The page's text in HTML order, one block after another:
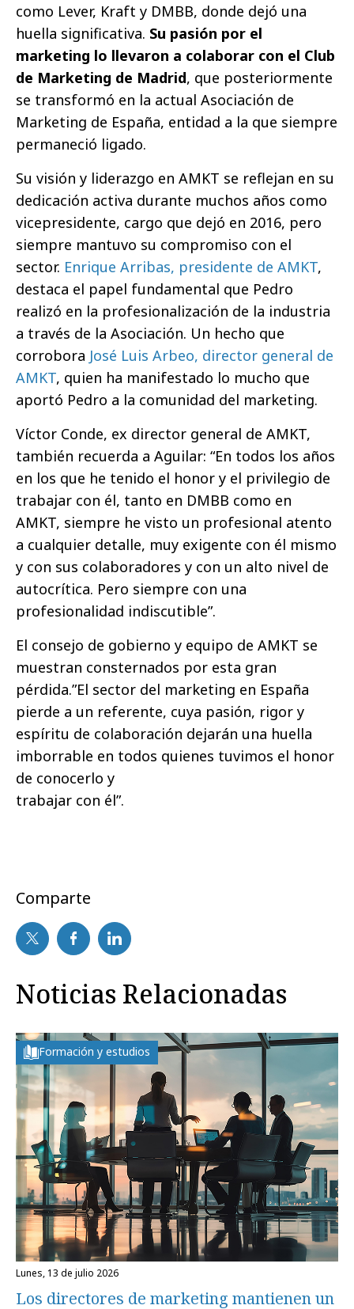
como Lever, Kraft y DMBB, donde dejó una
huella significativa. Su pasión por el
marketing lo llevaron a colaborar con el Club
de Marketing de Madrid, que posteriormente
se transformó en la actual Asociación de
Marketing de España, entidad a la que siempre
permaneció ligado.
Su visión y liderazgo en AMKT se reflejan en su
dedicación activa durante muchos años como
vicepresidente, cargo que dejó en 2016, pero
siempre mantuvo su compromiso con el
sector. Enrique Arribas, presidente de AMKT,
destaca el papel fundamental que Pedro
realizó en la profesionalización de la industria
a través de la Asociación. Un hecho que
corrobora José Luis Arbeo, director general de
AMKT, quien ha manifestado lo mucho que
aportó Pedro a la comunidad del marketing.
Víctor Conde, ex director general de AMKT,
también recuerda a Aguilar: “En todos los años
en los que he tenido el honor y el privilegio de
trabajar con él, tanto en DMBB como en
AMKT, siempre he visto un profesional atento
a cualquier detalle, muy exigente con él mismo
y con sus colaboradores y con un alto nivel de
autocrítica. Pero siempre con una
profesionalidad indiscutible”.
El consejo de gobierno y equipo de AMKT se
muestran consternados por esta gran
pérdida.”El sector del marketing en España
pierde a un referente, cuya pasión, rigor y
espíritu de colaboración dejarán una huella
imborrable en todos quienes tuvimos el honor
de conocerlo y
trabajar con él”.
Comparte
Noticias Relacionadas
Formación y estudios
lunes, 13 de julio 2026
Los directores de marketing mantienen un